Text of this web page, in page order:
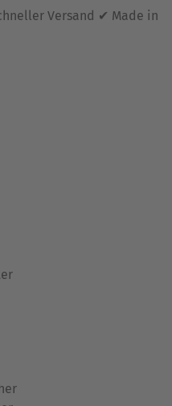
Versand ✔ Made in